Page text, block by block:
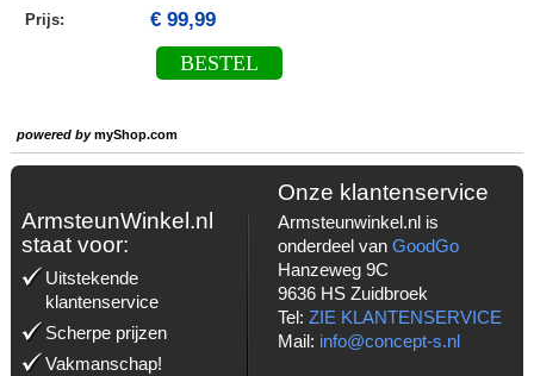
Prijs: € 99,99
BESTEL
powered bymyShop.com
ArmsteunWinkel.nl
staat voor:
Uitstekende
klantenservice
Scherpe prijzen
Vakmanschap!
Onze klantenservice
Armsteunwinkel.nl is
onderdeel van GoodGo
Hanzeweg 9C
9636 HS Zuidbroek
Tel: ZIE KLANTENSERVICE
Mail: info@concept-s.nl